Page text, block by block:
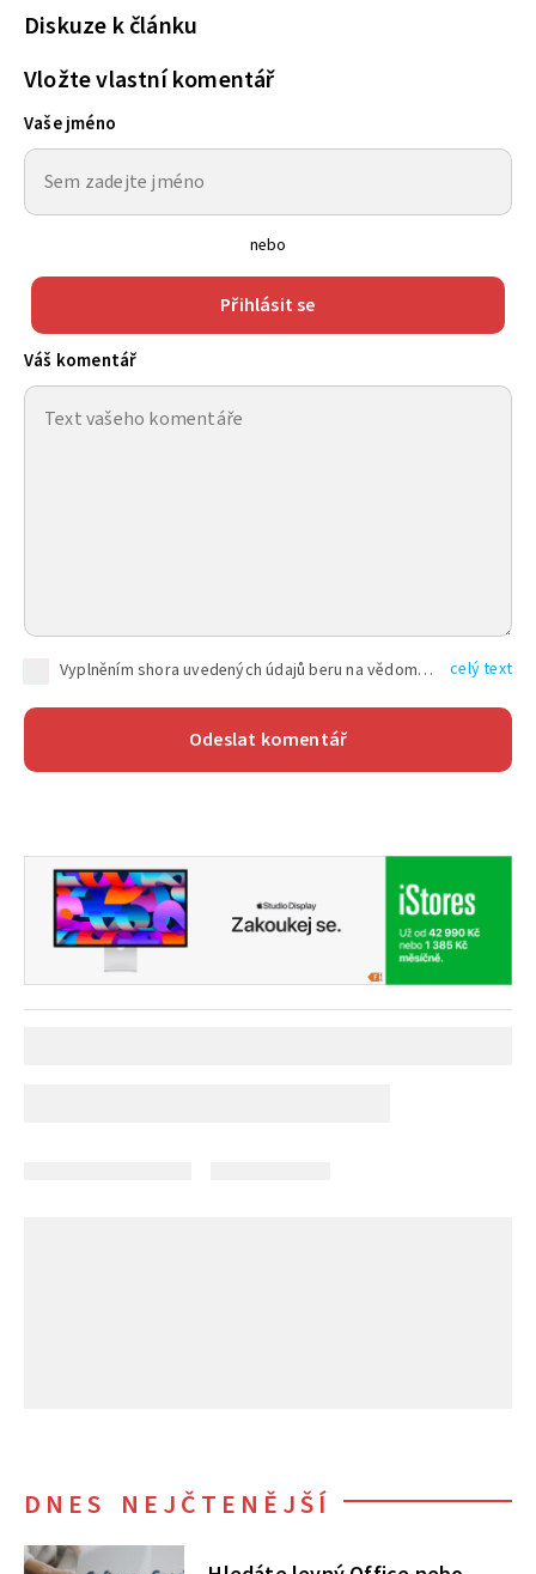
Diskuze k článku
Vložte vlastní komentář
Vaše jméno
nebo
Přihlásit se
Váš komentář
Vyplněním shora uvedených údajů beru na vědomí, že společnost TEXT FACTORY s.r.o., sídlem Brno, Durďákova 336/29, Černá Pole, PSČ: 613 00, IČ: 06157831, zapsané u Krajského soudu v Brně, oddíl C, vložka 100399, bude zpracovávat mé osobní údaje uvedené v rámci mnou vyplněného registračního formuláře na základě oprávněných zájmů TEXT FACTORY s.r.o. dle čl. 6 odst. 1 písm. f) GDPR a pro splnění právních povinností (čl. 6 odst. 1 písm. c) GDPR), a to pro tyto účely: nezbytnost zajistit oprávnění návštěvníka webových stránek provozovaných společností TEXT FACTORY s.r.o. přispívat aktivně ke zveřejněným článkům nebo v rámci diskusních fór a výkon práv TEXT FACTORY s.r.o. jako administrátora těchto diskusních fór. Více informací o zpracování osobních údajů a právech lze nalézt v celý text
DNES NEJČTENĚJŠÍ